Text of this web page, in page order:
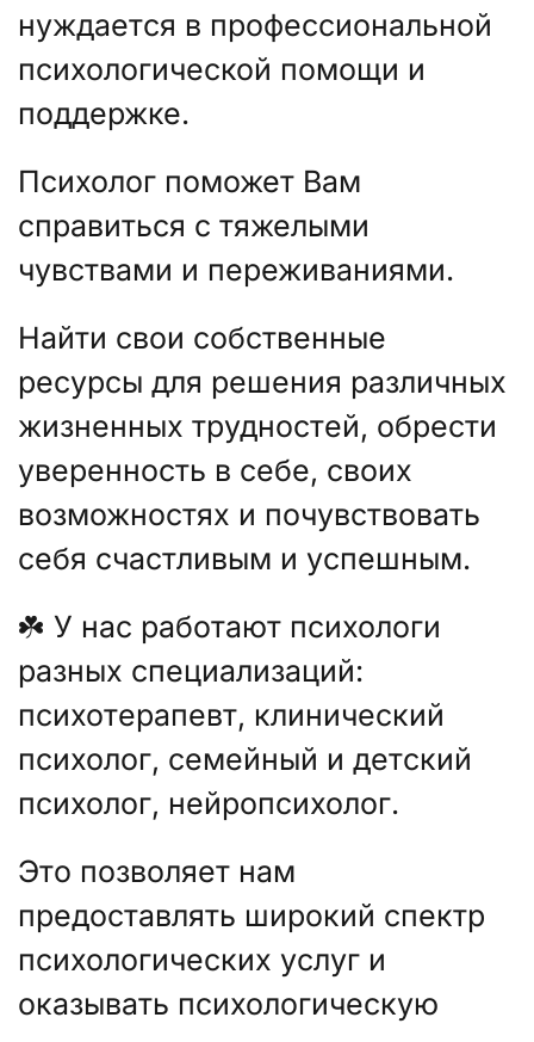
нуждается в профессиональной
психологической помощи и
поддержке.
Психолог поможет Вам
справиться с тяжелыми
чувствами и переживаниями.
Найти свои собственные
ресурсы для решения различных
жизненных трудностей, обрести
уверенность в себе, своих
возможностях и почувствовать
себя счастливым и успешным.
☘️ У нас работают психологи
разных специализаций:
психотерапевт, клинический
психолог, семейный и детский
психолог, нейропсихолог.
Это позволяет нам
предоставлять широкий спектр
психологических услуг и
оказывать психологическую